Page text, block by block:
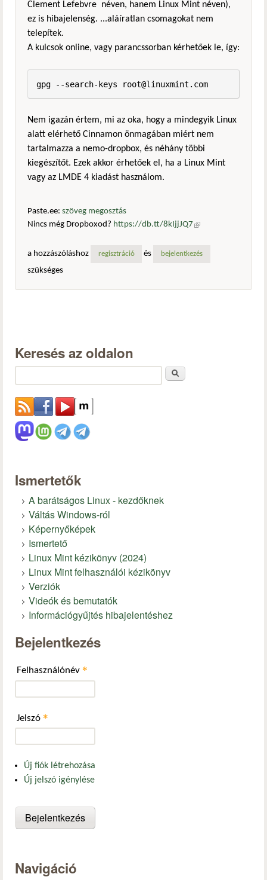
Clement Lefebvre néven, hanem Linux Mint néven),
ez is hibajelenség. ...aláíratlan csomagokat nem
telepítek.
A kulcsok online, vagy parancssorban kérhetőek le, így:
gpg --search-keys root@linuxmint.com
Nem igazán értem, mi az oka, hogy a mindegyik Linux
alatt elérhető Cinnamon önmagában miért nem
tartalmazza a nemo-dropbox, és néhány többi
kiegészítőt. Ezek akkor érhetőek el, ha a Linux Mint
vagy az LMDE 4 kiadást használom.
Paste.ee: szöveg megosztás
Nincs még Dropboxod? https://db.tt/8kIjjJQ7 (külső
a hozzászóláshoz
regisztráció és bejelentkezés
szükséges
Keresés az oldalon
Ismertetők
A barátságos Linux - kezdőknek
Váltás Windows-ról
Képernyőképek
Ismertető
Linux Mint kézikönyv (2024)
Linux Mint felhasználói kézikönyv
Verziók
Videók és bemutatók
Információgyűjtés hibajelentéshez
Bejelentkezés
Felhasználónév *
Jelszó *
Új fiók létrehozása
Új jelszó igénylése
Navigáció